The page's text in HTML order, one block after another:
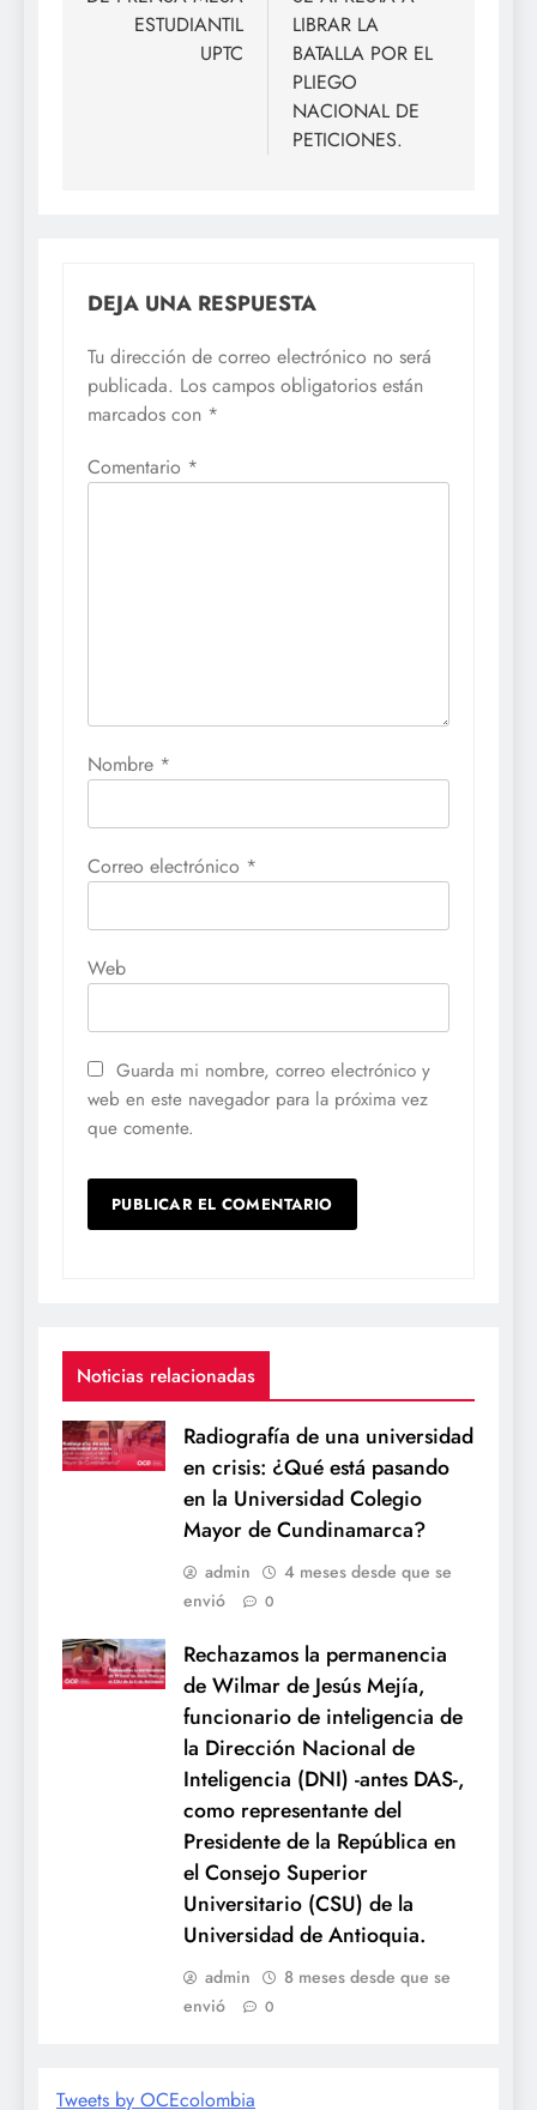
entradas
ESTUDIANTIL
UPTC
LIBRAR LA
BATALLA POR EL
PLIEGO
NACIONAL DE
PETICIONES.
DEJA UNA RESPUESTA
Tu dirección de correo electrónico no será
publicada. Los campos obligatorios están
marcados con *
Comentario *
Nombre *
Correo electrónico *
Web
Guarda mi nombre, correo electrónico y
web en este navegador para la próxima vez
que comente.
Noticias relacionadas
Radiografía de una universidad
en crisis: ¿Qué está pasando
en la Universidad Colegio
Mayor de Cundinamarca?
admin
4 meses desde que se
envió
0
Rechazamos la permanencia
de Wilmar de Jesús Mejía,
funcionario de inteligencia de
la Dirección Nacional de
Inteligencia (DNI) -antes DAS-,
como representante del
Presidente de la República en
el Consejo Superior
Universitario (CSU) de la
Universidad de Antioquia.
admin
8 meses desde que se
envió
0
Tweets by OCEcolombia